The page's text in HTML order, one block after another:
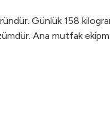
Günlük 158
Ana mutfak